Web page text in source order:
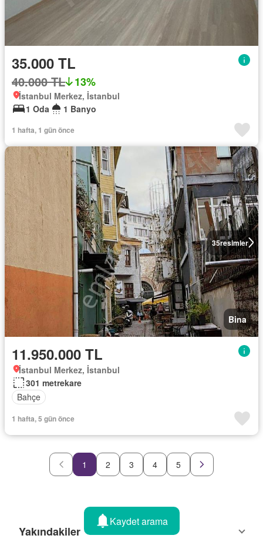
35.000 TL
40.000 TL 13%
İstanbul Merkez, İstanbul
1 Oda
1 Banyo
1 hafta, 1 gün önce
35resimler
Bina
11.950.000 TL
İstanbul Merkez, İstanbul
301 metrekare
Bahçe
1 hafta, 5 gün önce
1 2 3 4 5
Yakındakiler
Kaydet arama